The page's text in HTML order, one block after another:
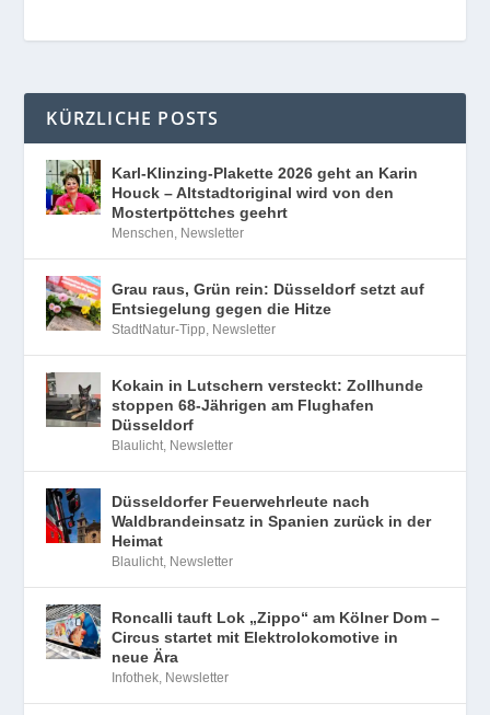
KÜRZLICHE POSTS
Karl-Klinzing-Plakette 2026 geht an Karin
Houck – Altstadtoriginal wird von den
Mostertpöttches geehrt
Menschen, Newsletter
Grau raus, Grün rein: Düsseldorf setzt auf
Entsiegelung gegen die Hitze
StadtNatur-Tipp, Newsletter
Kokain in Lutschern versteckt: Zollhunde
stoppen 68-Jährigen am Flughafen
Düsseldorf
Blaulicht, Newsletter
Düsseldorfer Feuerwehrleute nach
Waldbrandeinsatz in Spanien zurück in der
Heimat
Blaulicht, Newsletter
Roncalli tauft Lok „Zippo“ am Kölner Dom –
Circus startet mit Elektrolokomotive in
neue Ära
Infothek, Newsletter